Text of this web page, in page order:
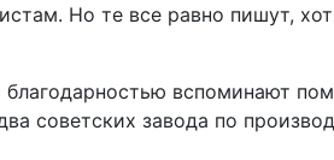
Но те все равно пишут,
вспоминают
советских завода по